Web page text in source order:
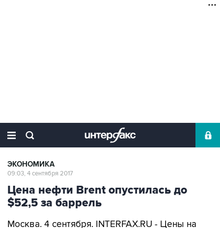
ЭКОНОМИКА
09:03, 4 сентября 2017
Цена нефти Brent опустилась до
$52,5 за баррель
Москва. 4 сентября. INTERFAX.RU - Цены на